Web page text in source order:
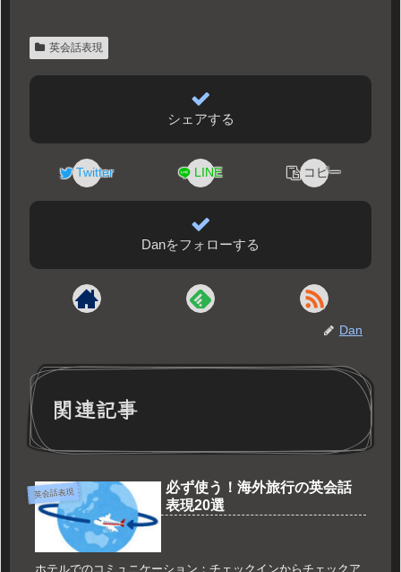
英会話表現
シェアする
Twitter LINE コピー
Danをフォローする
Dan
関連記事
英会話表現
必ず使う！海外旅行の英会話
表現20選
ホテルでのコミュニケーション：チェックインからチェックア